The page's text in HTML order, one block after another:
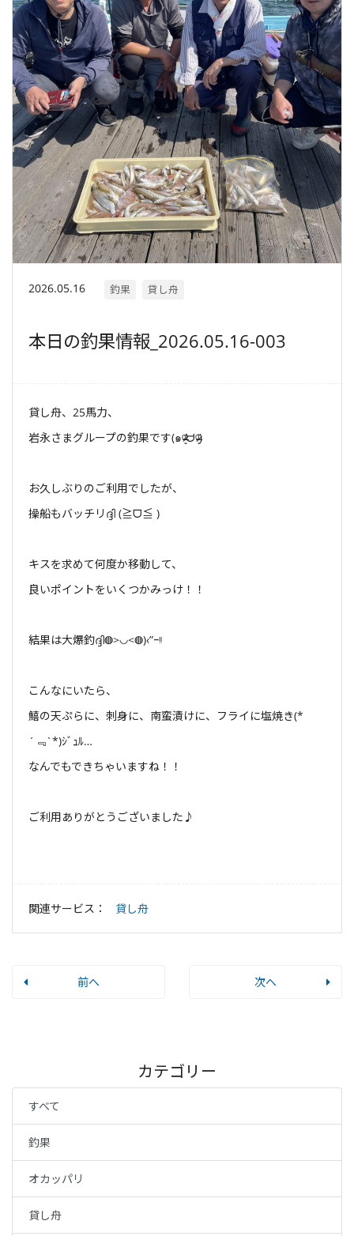
2026.05.16 釣果 貸し舟
本日の釣果情報_2026.05.16-003
貸し舟、25馬力、
岩永さまグループの釣果です(๑ᵒ̴̶̷͈᷄ᗨᵒ̴̶̷͈᷅)
お久しぶりのご利用でしたが、
操船もバッチリദ്ദി (≧ᗜ≦ )
キスを求めて何度か移動して、
良いポイントをいくつかみっけ！！
結果は大爆釣ദ്ദി◍>◡<◍)‹”ｰᵎᵎ
こんなにいたら、
鱚の天ぷらに、刺身に、南蛮漬けに、フライに塩焼き(*
´﹃`*)ｼﾞｭﾙ…
なんでもできちゃいますね！！
ご利用ありがとうございました♪
関連サービス： 貸し舟
前へ 次へ
カテゴリー
すべて
釣果
オカッパリ
貸し舟